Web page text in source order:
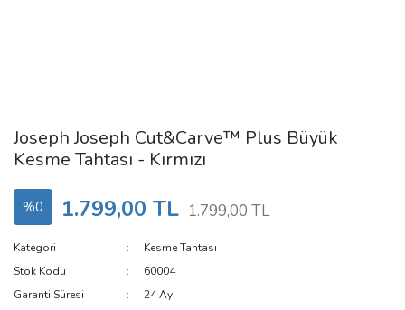
Joseph Joseph Cut&Carve™ Plus Büyük
Kesme Tahtası - Kırmızı
%0 1.799,00 TL 1.799,00 TL
Kategori
Kesme Tahtası
Stok Kodu
60004
Garanti Süresi
24 Ay